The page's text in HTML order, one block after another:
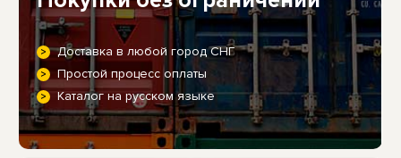
Доставка в любой город СНГ
Простой процесс оплаты
Каталог на русском языке